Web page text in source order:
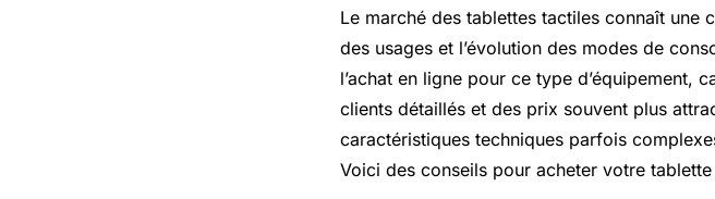
Le marché des tablettes tactiles connaît une
des usages et l’évolution des modes de
l’achat en ligne pour ce type d’équipement,
clients détaillés et des prix souvent plus
caractéristiques techniques parfois
Voici des conseils pour acheter votre